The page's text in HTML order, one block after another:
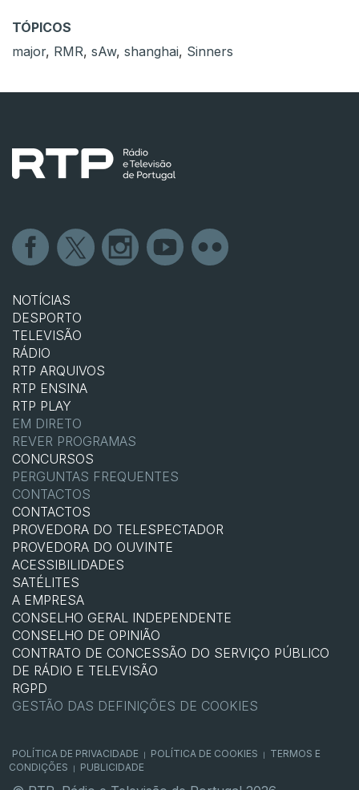
TÓPICOS
major, RMR, sAw, shanghai, Sinners
NOTÍCIAS
DESPORTO
TELEVISÃO
RÁDIO
RTP ARQUIVOS
RTP ENSINA
RTP PLAY
EM DIRETO
REVER PROGRAMAS
CONCURSOS
PERGUNTAS FREQUENTES
CONTACTOS
CONTACTOS
PROVEDORA DO TELESPECTADOR
PROVEDORA DO OUVINTE
ACESSIBILIDADES
SATÉLITES
A EMPRESA
CONSELHO GERAL INDEPENDENTE
CONSELHO DE OPINIÃO
CONTRATO DE CONCESSÃO DO SERVIÇO PÚBLICO
DE RÁDIO E TELEVISÃO
RGPD
GESTÃO DAS DEFINIÇÕES DE COOKIES
POLÍTICA DE PRIVACIDADE POLÍTICA DE COOKIES
TERMOS E
CONDIÇÕES
PUBLICIDADE